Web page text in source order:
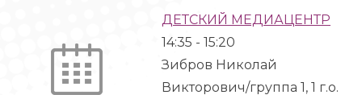
ДЕТСКИЙ МЕДИАЦЕНТР
14:35 - 15:20
Зибров Николай
Викторович/группа 1, 1 г.о.